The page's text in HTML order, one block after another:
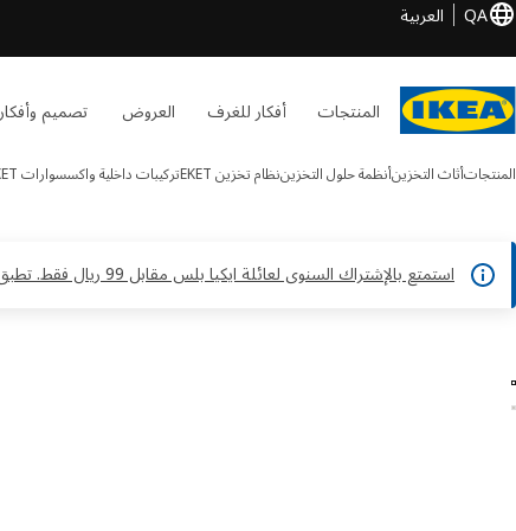
QA العربية
المنتجات أفكار للغرف العروض تصميم وأفكار
المنتجاتأثاث التخزينأنظمة حلول التخزيننظام تخزين EKET تركيبات داخلية واكسسوارات EKET
استمتع بالإشتراك السنوى لعائلة ايكيا بلس مقابل 99 ريال فقط. تطبق الشروط والأحكام*
2 EKET الصور الصور